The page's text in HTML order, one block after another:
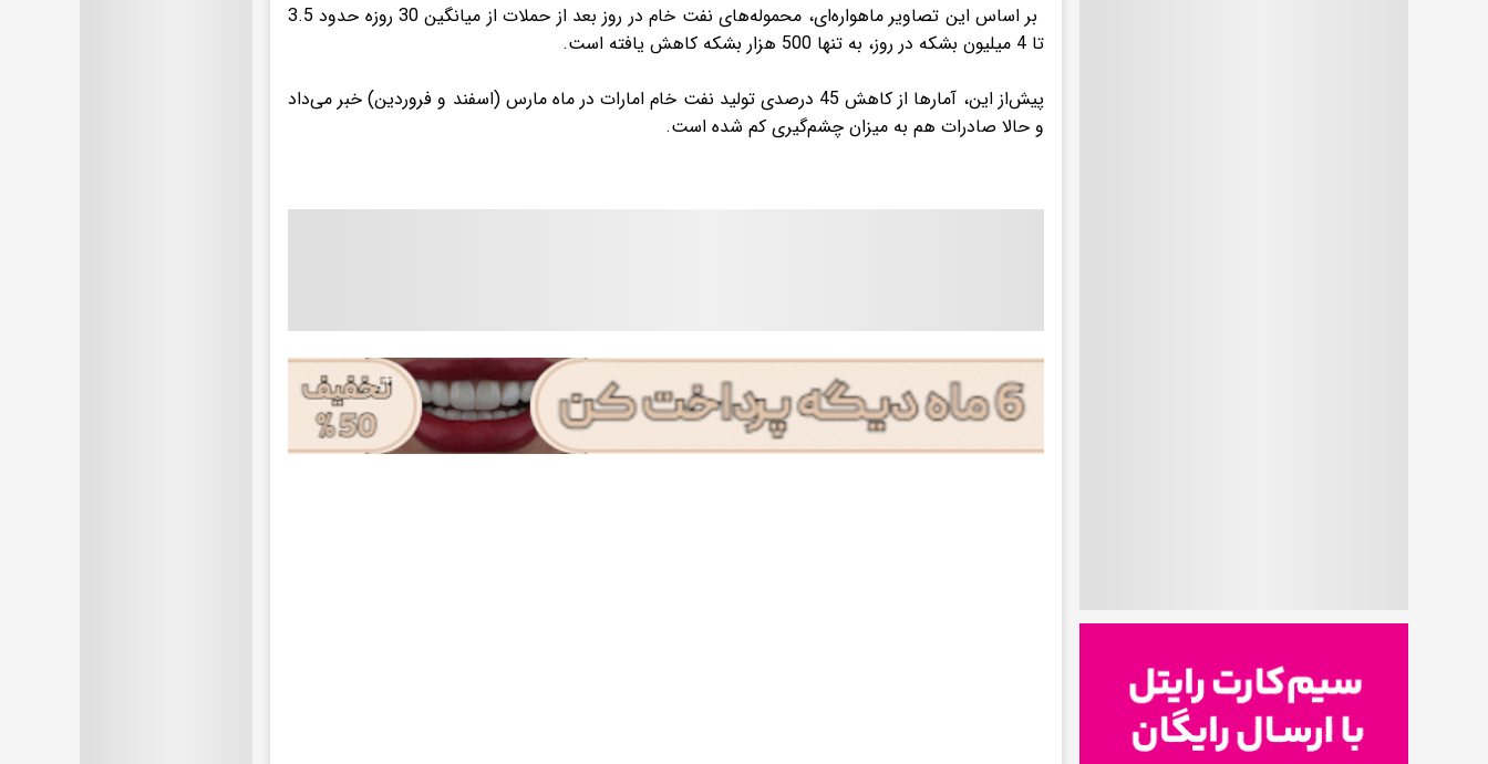
بر اساس این تصاویر ماهواره‌ای، محموله‌های نفت خام در روز بعد از حملات از میانگین 30 روزه حدود 3.5
تا 4 میلیون بشکه در روز، به تنها 500 هزار بشکه کاهش یافته است.
پیش‌از این، آمارها از کاهش 45 درصدی تولید نفت خام امارات در ماه مارس (اسفند و فروردین) خبر می‌داد
و حالا صادرات هم به میزان چشم‌گیری کم شده است.